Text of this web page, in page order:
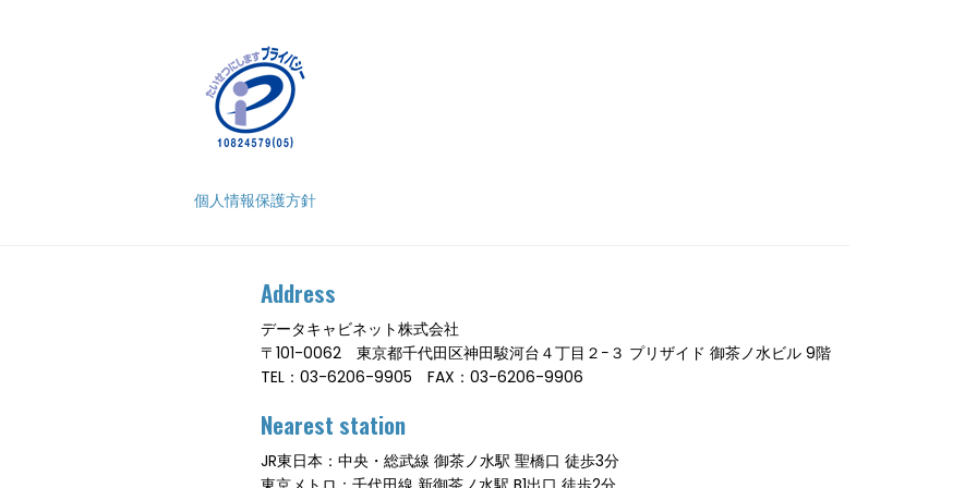
個人情報保護方針
Address
データキャビネット株式会社
〒101-0062 東京都千代田区神田駿河台４丁目２−３ プリザイド 御茶ノ水ビル 9階
TEL：03-6206-9905 FAX：03-6206-9906
Nearest station
JR東日本：中央・総武線 御茶ノ水駅 聖橋口 徒歩3分